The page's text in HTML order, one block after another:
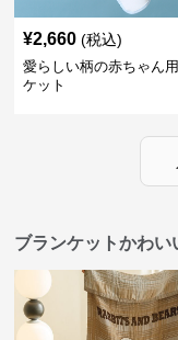
¥2,660 (税込)
愛らしい柄の赤ちゃん
ケット
ブランケットかわい